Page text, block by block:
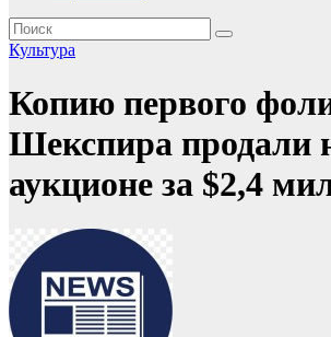
Культура
Копию первого
Шекспира продали
аукционе за $2,4